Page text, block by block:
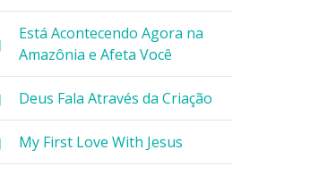
Está Acontecendo Agora na
Amazônia e Afeta Você
Deus Fala Através da Criação
My First Love With Jesus